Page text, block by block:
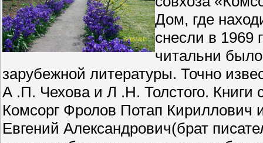
Дом, где
снесли в 1969
читальни было
зарубежной литературы. Точно
А .П. Чехова и Л .Н. Толстого. Книги
Комсорг Фролов Потап Кириллович
Евгений Александрович(брат